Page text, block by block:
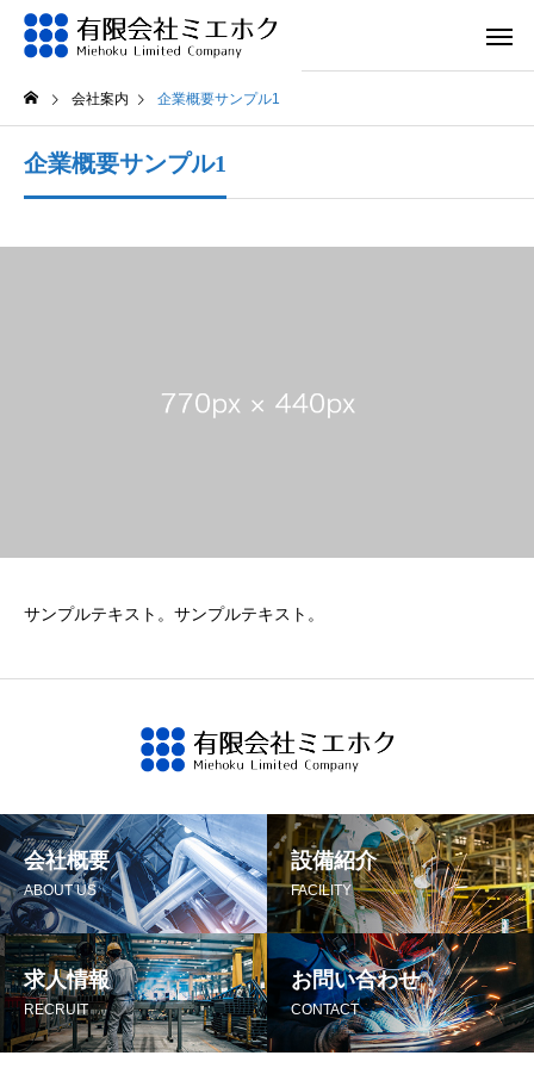
会社案内 企業概要サンプル1
企業概要サンプル1
サンプルテキスト。サンプルテキスト。
会社概要
ABOUT US
設備紹介
FACILITY
求人情報
RECRUIT
お問い合わせ
CONTACT